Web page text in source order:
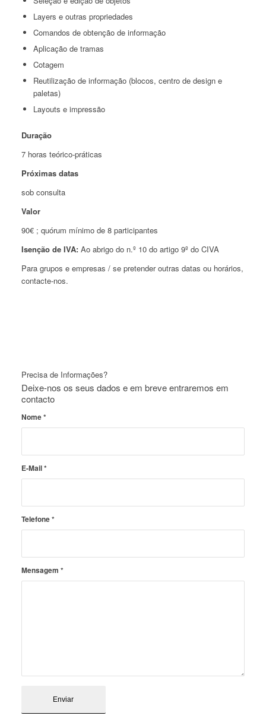
Layers e outras propriedades
Comandos de obtenção de informação
Aplicação de tramas
Cotagem
Reutilização de informação (blocos, centro de design e
paletas)
Layouts e impressão
Duração
7 horas teórico-práticas
Próximas datas
sob consulta
Valor
90€ ; quórum mínimo de 8 participantes
Isenção de IVA: Ao abrigo do n.º 10 do artigo 9º do CIVA
Para grupos e empresas / se pretender outras datas ou horários,
contacte-nos.
Precisa de Informações?
Deixe-nos os seus dados e em breve entraremos em
contacto
Nome*
E-Mail*
Telefone*
Mensagem *